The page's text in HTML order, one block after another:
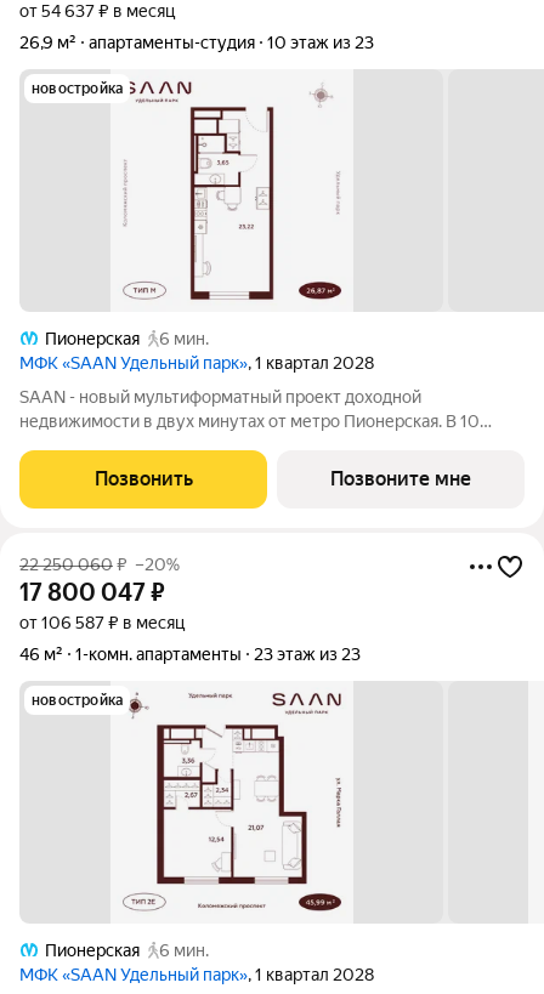
от 54 637 ₽ в месяц
26,9 м²
апартаменты-студия 10 этаж из 23
новостройка
Пионерская
6 мин.
МФК «SAAN Удельный парк», 1 квартал 2028
SAAN - новый мультиформатный проект доходной
недвижимости в двух минутах от метро Пионерская. В 10
представлены различные варианты: от компактных студий до
просторных резиденций с панорамными
Позвонить Позвоните мне
22 250 060₽ –20%
17 800 047₽
от 106 587 ₽ в месяц
46 м²
1-комн. апартаменты 23 этаж из 23
новостройка
Пионерская
6 мин.
МФК «SAAN Удельный парк», 1 квартал 2028